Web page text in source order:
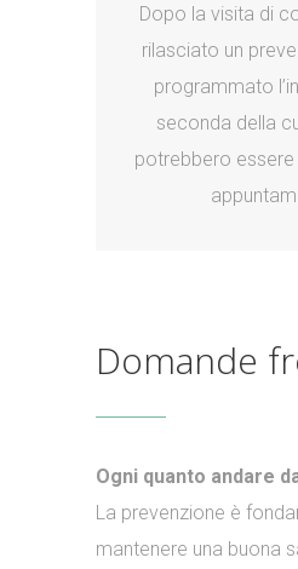
Dopo la visita di
rilasciato un
programmato
seconda della
potrebbero
Domande
Ogni quanto andare
La prevenzione è
mantenere una buona